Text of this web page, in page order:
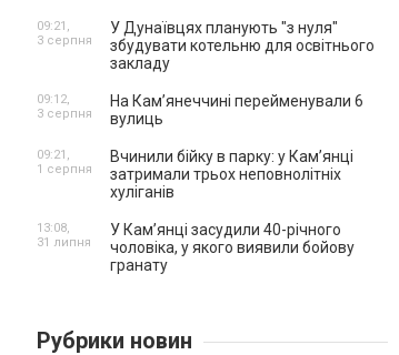
У Дунаївцях планують "з нуля"
збудувати котельню для освітнього
закладу
09:21,
3 серпня
На Камʼянеччині перейменували 6
вулиць
09:12,
3 серпня
Вчинили бійку в парку: у Кам’янці
затримали трьох неповнолітніх
хуліганів
09:21,
1 серпня
У Камʼянці засудили 40-річного
чоловіка, у якого виявили бойову
гранату
13:08,
31 липня
Рубрики новин